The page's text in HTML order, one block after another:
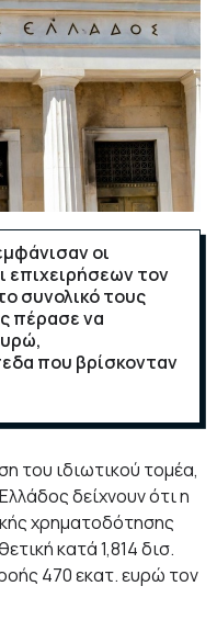
οι
επιχειρήσεων τον
συνολικό τους
πέρασε να
που βρίσκονταν
του ιδιωτικού τομέα,
δείχνουν ότι η
χρηματοδότησης
κατά 1,814 δισ.
470 εκατ. ευρώ τον